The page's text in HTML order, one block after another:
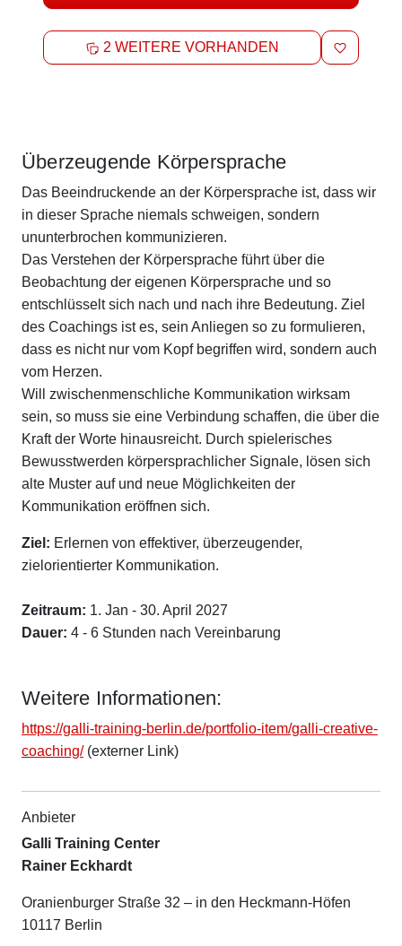
2 WEITERE VORHANDEN MERKEN
Beschreibung
Überzeugende Körpersprache
Das Beeindruckende an der Körpersprache ist, dass wir
in dieser Sprache niemals schweigen, sondern
ununterbrochen kommunizieren.
Das Verstehen der Körpersprache führt über die
Beobachtung der eigenen Körpersprache und so
entschlüsselt sich nach und nach ihre Bedeutung. Ziel
des Coachings ist es, sein Anliegen so zu formulieren,
dass es nicht nur vom Kopf begriffen wird, sondern auch
vom Herzen.
Will zwischenmenschliche Kommunikation wirksam
sein, so muss sie eine Verbindung schaffen, die über die
Kraft der Worte hinausreicht. Durch spielerisches
Bewusstwerden körpersprachlicher Signale, lösen sich
alte Muster auf und neue Möglichkeiten der
Kommunikation eröffnen sich.
Ziel: Erlernen von effektiver, überzeugender,
zielorientierter Kommunikation.
Zeitraum: 1. Jan - 30. April 2027
Dauer: 4 - 6 Stunden nach Vereinbarung
Weitere Informationen:
https://galli-training-berlin.de/portfolio-item/galli-creative-
coaching/(externer Link)
Anbieter
Galli Training Center
Rainer Eckhardt
Oranienburger Straße 32 – in den Heckmann-Höfen
10117 Berlin